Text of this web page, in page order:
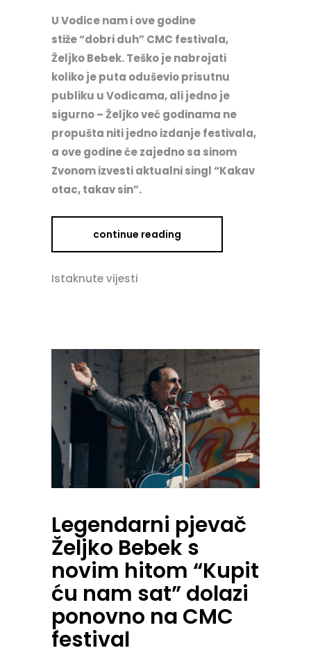
U Vodice nam i ove godine
stiže “dobri duh” CMC festivala,
Željko Bebek. Teško je nabrojati
koliko je puta oduševio prisutnu
publiku u Vodicama, ali jedno je
sigurno – Željko već godinama ne
propušta niti jedno izdanje festivala,
a ove godine će zajedno sa sinom
Zvonom izvesti aktualni singl “Kakav
otac, takav sin”.
continue reading
Istaknute vijesti
Legendarni pjevač
Željko Bebek s
novim hitom “Kupit
ću nam sat” dolazi
ponovno na CMC
festival